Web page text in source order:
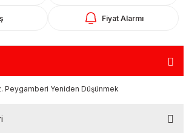
Fiyat Alarmı
Peygamberi Yeniden Düşünmek